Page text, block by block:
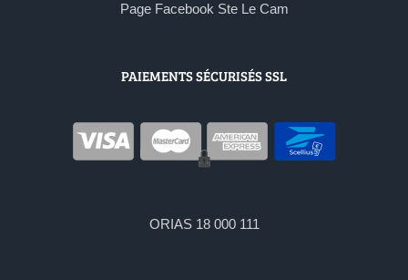
Page Facebook Ste Le Cam
PAIEMENTS SÉCURISÉS SSL
ORIAS 18 000 111